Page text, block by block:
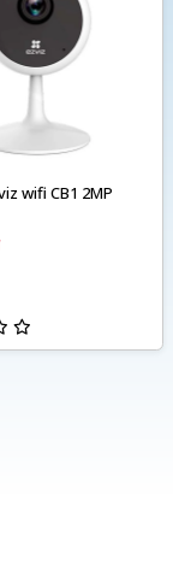
wifi CB1 2MP